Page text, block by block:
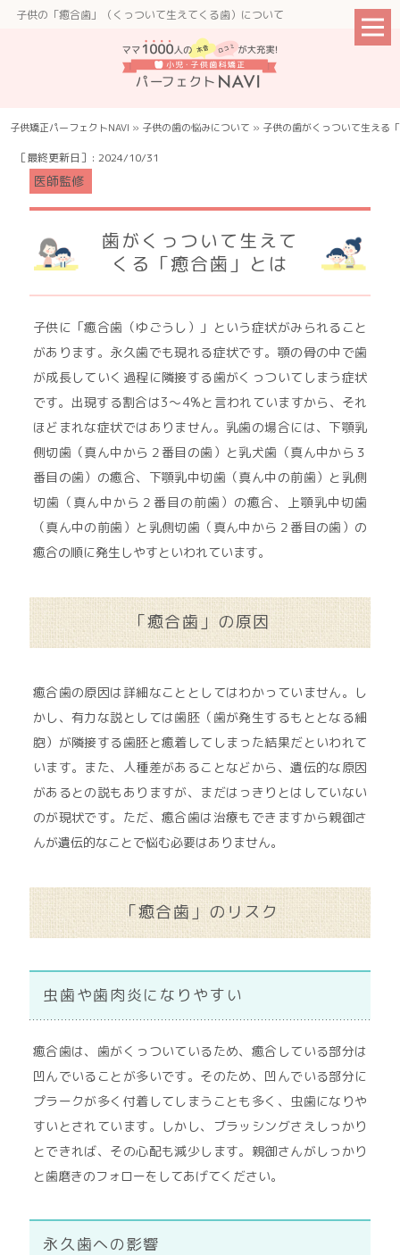
子供の「癒合歯」（くっついて生えてくる歯）について
子供矯正パーフェクトNAVI » 子供の歯の悩みについて » 子供の歯がくっついて生える
［最終更新日］: 2024/10/31
歯がくっついて生えて
くる「癒合歯」とは
子供に「癒合歯（ゆごうし）」という症状がみられること
があります。永久歯でも現れる症状です。顎の骨の中で歯
が成長していく過程に隣接する歯がくっついてしまう症状
です。出現する割合は3〜4%と言われていますから、それ
ほどまれな症状ではありません。乳歯の場合には、下顎乳
側切歯（真ん中から２番目の歯）と乳犬歯（真ん中から３
番目の歯）の癒合、下顎乳中切歯（真ん中の前歯）と乳側
切歯（真ん中から２番目の前歯）の癒合、上顎乳中切歯
（真ん中の前歯）と乳側切歯（真ん中から２番目の歯）の
癒合の順に発生しやすといわれています。
「癒合歯」の原因
癒合歯の原因は詳細なこととしてはわかっていません。し
かし、有力な説としては歯胚（歯が発生するもととなる細
胞）が隣接する歯胚と癒着してしまった結果だといわれて
います。また、人種差があることなどから、遺伝的な原因
があるとの説もありますが、まだはっきりとはしていない
のが現状です。ただ、癒合歯は治療もできますから親御さ
んが遺伝的なことで悩む必要はありません。
「癒合歯」のリスク
虫歯や歯肉炎になりやすい
癒合歯は、歯がくっついているため、癒合している部分は
凹んでいることが多いです。そのため、凹んでいる部分に
プラークが多く付着してしまうことも多く、虫歯になりや
すいとされています。しかし、ブラッシングさえしっかり
とできれば、その心配も減少します。親御さんがしっかり
と歯磨きのフォローをしてあげてください。
永久歯への影響